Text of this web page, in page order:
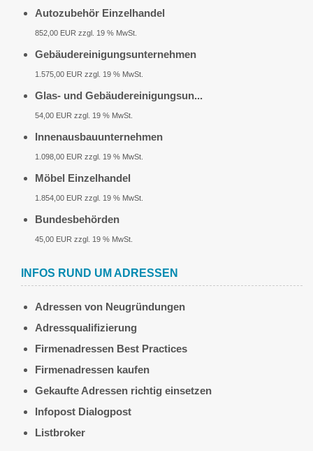
Autozubehör Einzelhandel
852,00 EUR zzgl. 19 % MwSt.
Gebäudereinigungsunternehmen
1.575,00 EUR zzgl. 19 % MwSt.
Glas- und Gebäudereinigungsun...
54,00 EUR zzgl. 19 % MwSt.
Innenausbauunternehmen
1.098,00 EUR zzgl. 19 % MwSt.
Möbel Einzelhandel
1.854,00 EUR zzgl. 19 % MwSt.
Bundesbehörden
45,00 EUR zzgl. 19 % MwSt.
INFOS RUND UM ADRESSEN
Adressen von Neugründungen
Adressqualifizierung
Firmenadressen Best Practices
Firmenadressen kaufen
Gekaufte Adressen richtig einsetzen
Infopost Dialogpost
Listbroker